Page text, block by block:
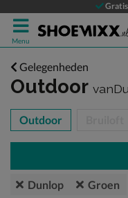
Gratis
Menu
Gelegenheden
Outdoor
over
Outdoor
Dunlop Groen